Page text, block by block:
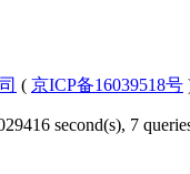
( 京ICP备16039518号
second(s), 7